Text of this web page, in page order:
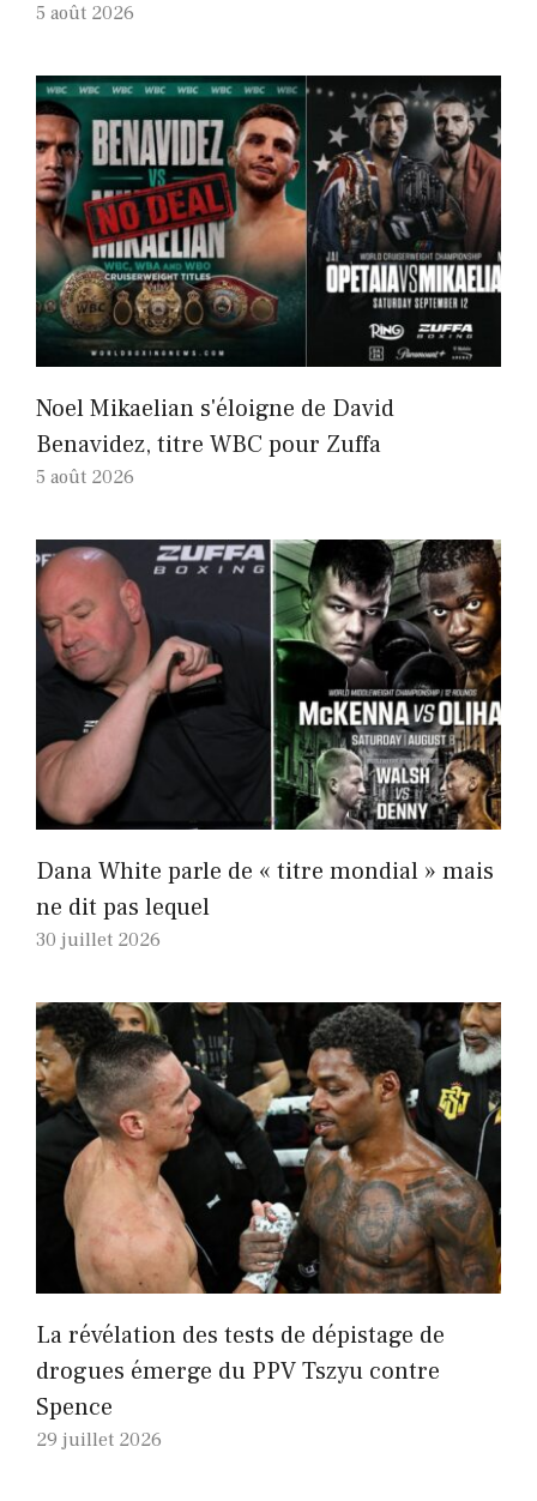
5 août 2026
Noel Mikaelian s'éloigne de David
Benavidez, titre WBC pour Zuffa
5 août 2026
Dana White parle de « titre mondial » mais
ne dit pas lequel
30 juillet 2026
La révélation des tests de dépistage de
drogues émerge du PPV Tszyu contre
Spence
29 juillet 2026